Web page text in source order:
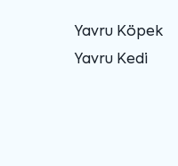
Yavru Köpek
Yavru Kedi